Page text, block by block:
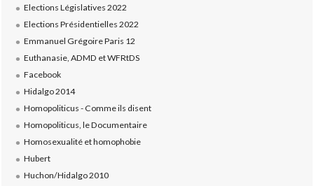
Elections Législatives 2022
Elections Présidentielles 2022
Emmanuel Grégoire Paris 12
Euthanasie, ADMD et WFRtDS
Facebook
Hidalgo 2014
Homopoliticus - Comme ils disent
Homopoliticus, le Documentaire
Homosexualité et homophobie
Hubert
Huchon/Hidalgo 2010